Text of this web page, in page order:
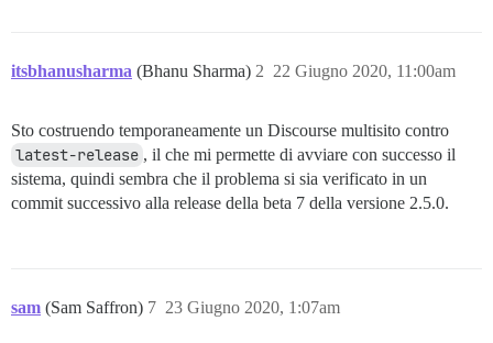
Migrating thirdsite
   -> 0.0403s
-- execute("CREATE INDEX IF NOT EXISTS
   -> 0.0024s
== 20200611104600 CreateMissingBadgeIndexes:
   -> 0.0020s
itsbhanusharma (Bhanu Sharma) 22 Giugno 2020, 11:00am
2
Sto costruendo temporaneamente un Discourse multisito contro
latest-release , il che mi permette di avviare con successo il
sistema, quindi sembra che il problema si sia verificato in un
commit successivo alla release della beta 7 della versione 2.5.0.
sam (Sam Saffron) 23 Giugno 2020, 1:07am
7